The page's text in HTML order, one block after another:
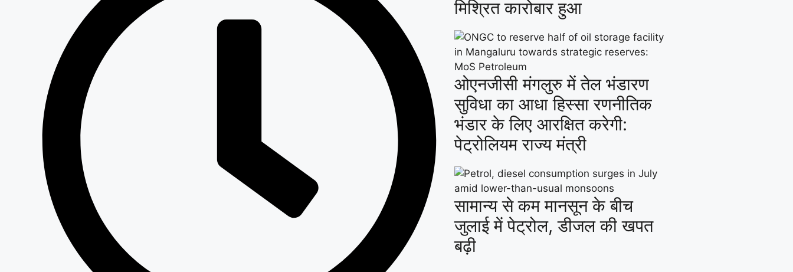
मिश्रित कारोबार हुआ
ओएनजीसी मंगलुरु में तेल भंडारण
सुविधा का आधा हिस्सा रणनीतिक
भंडार के लिए आरक्षित करेगी:
पेट्रोलियम राज्य मंत्री
सामान्य से कम मानसून के बीच
जुलाई में पेट्रोल, डीजल की खपत
बढ़ी